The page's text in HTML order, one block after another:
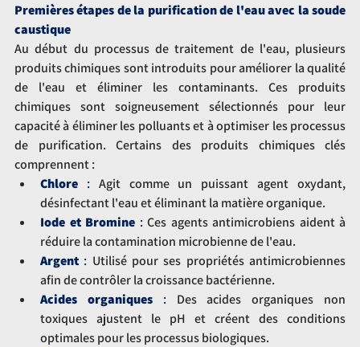
Premières étapes de la purification de l'eau avec la soude
caustique
Au début du processus de traitement de l'eau, plusieurs
produits chimiques sont introduits pour améliorer la qualité
de l'eau et éliminer les contaminants. Ces produits
chimiques sont soigneusement sélectionnés pour leur
capacité à éliminer les polluants et à optimiser les processus
de purification. Certains des produits chimiques clés
comprennent :
Chlore : Agit comme un puissant agent oxydant,
désinfectant l'eau et éliminant la matière organique.
Iode et Bromine : Ces agents antimicrobiens aident à
réduire la contamination microbienne de l'eau.
Argent : Utilisé pour ses propriétés antimicrobiennes
afin de contrôler la croissance bactérienne.
Acides organiques : Des acides organiques non
toxiques ajustent le pH et créent des conditions
optimales pour les processus biologiques.